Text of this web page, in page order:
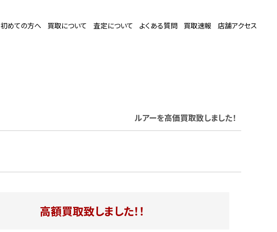
初めての方へ 買取について 査定について よくある質問 買取速報 店舗アクセス
ルアーを高価買取致しました！
高額買取致しました！！